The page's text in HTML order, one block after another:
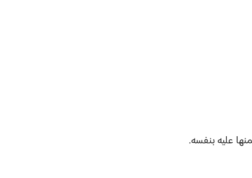
عليه بنفسه.